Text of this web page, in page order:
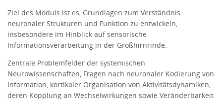
Ziel des Moduls ist es, Grundlagen zum Verständnis
neuronaler Strukturen und Funktion zu entwickeln,
insbesondere im Hinblick auf sensorische
Informationsverarbeitung in der Großhirnrinde.
Zentrale Problemfelder der systemischen
Neurowissenschaften, Fragen nach neuronaler Kodierung von
Information, kortikaler Organisation von Aktivitätsdynamiken,
deren Kopplung an Wechselwirkungen sowie Veränderbarkeit